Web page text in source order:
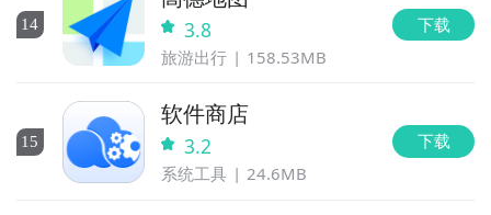
14 3.8
旅游出行 158.53MB
下载
15
软件商店
3.2
系统工具 24.6MB
下载